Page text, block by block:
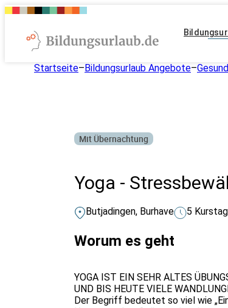
Startseite–Bildungsurlaub Angebote–
Mit Übernachtung
Yoga -
Butjadingen, Burhave 5
Worum es geht
YOGA IST EIN SEHR ALTES
UND BIS HEUTE VIELE
Der Begriff bedeutet so viel wie